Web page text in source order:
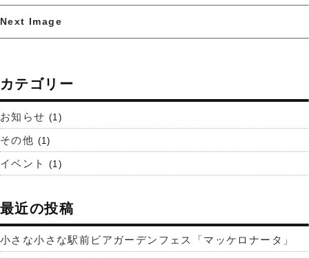
Next Image
カテゴリー
お知らせ (1)
その他 (1)
イベント (1)
最近の投稿
小さな小さな駅前ビアガーデンフェス「マッケロナータ」